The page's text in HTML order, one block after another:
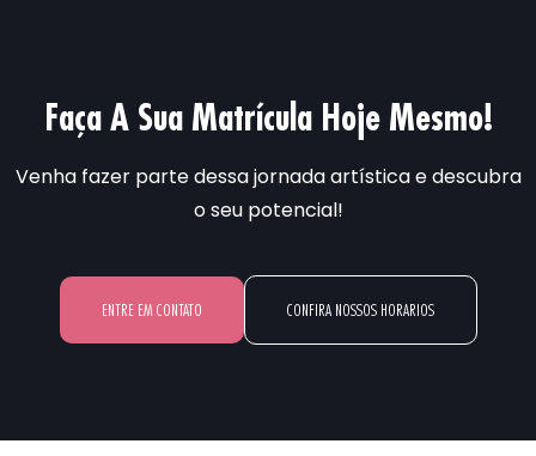
Faça A Sua Matrícula Hoje Mesmo!
Venha fazer parte dessa jornada artística e descubra
o seu potencial!
ENTRE EM CONTATO CONFIRA NOSSOS HORARIOS